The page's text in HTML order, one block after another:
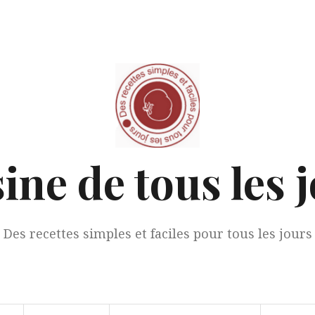
de tous les
Des recettes simples et faciles pour tous les jours